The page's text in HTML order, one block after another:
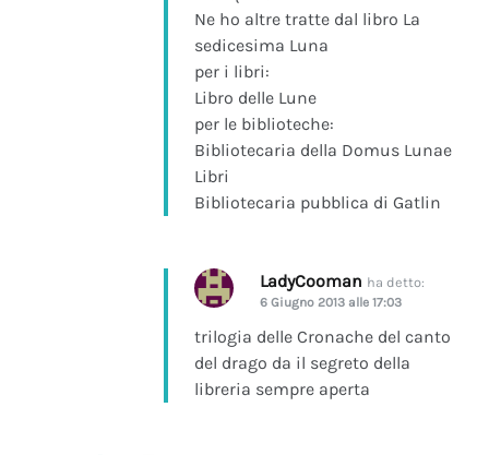
Ne ho altre tratte dal libro La
sedicesima Luna
per i libri:
Libro delle Lune
per le biblioteche:
Bibliotecaria della Domus Lunae
Libri
Bibliotecaria pubblica di Gatlin
LadyCooman ha detto:
6 Giugno 2013 alle 17:03
trilogia delle Cronache del canto
del drago da il segreto della
libreria sempre aperta